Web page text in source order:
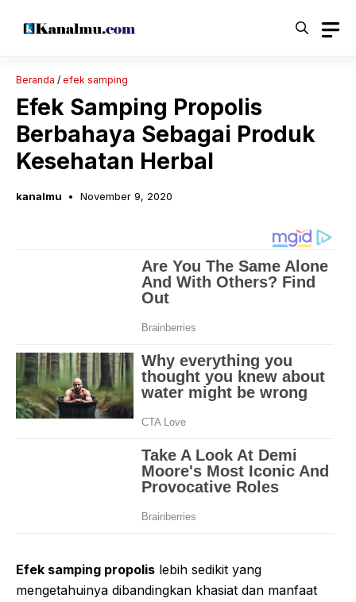
Beranda / efek samping
Efek Samping Propolis
Berbahaya Sebagai Produk
Kesehatan Herbal
kanalmu November 9, 2020
Efek samping propolis lebih sedikit yang
mengetahuinya dibandingkan khasiat dan manfaat